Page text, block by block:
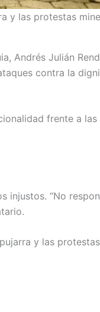
y las protestas
Andrés Julián
contra la
frente a las
injustos. “No
y las